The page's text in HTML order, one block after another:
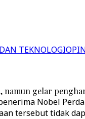
TEKNOLOGI
gelar
Nobel
tersebut tidak